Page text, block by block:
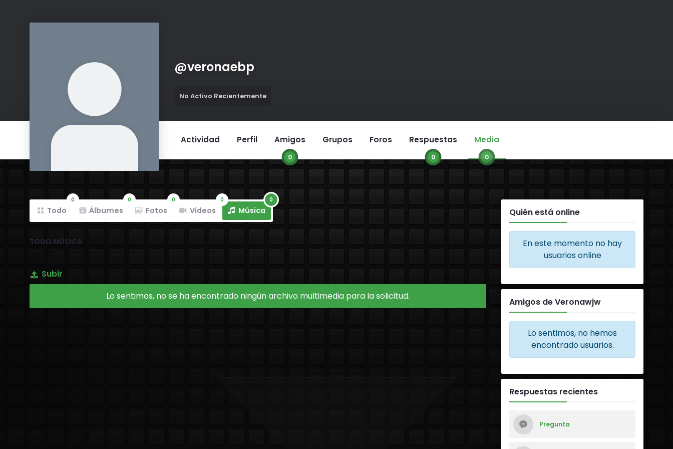
@veronaebp
No Activo Recientemente
Actividad Perfil Amigos
0
Grupos Foros Respuestas
0
Media
0
Todo
0
Álbumes
0
Fotos
0
Vídeos
0
Música
0
TODO MÚSICA
Subir
Lo sentimos, no se ha encontrado ningún archivo multimedia para la solicitud.
Quién está online
En este momento no hay
usuarios online
Amigos de Veronawjw
Lo sentimos, no hemos
encontrado usuarios.
Respuestas recientes
Pregunta